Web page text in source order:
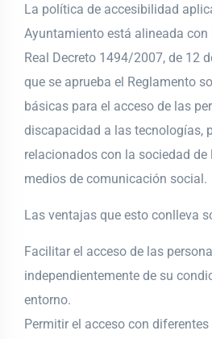
La política de accesibilidad
Ayuntamiento está alineada con
Real Decreto 1494/2007, de 12
que se aprueba el Reglamento
básicas para el acceso de las
discapacidad a las tecnologías,
relacionados con la sociedad
medios de comunicación social.
Las ventajas que esto conlleva
Facilitar el acceso de las
independientemente de su
entorno.
Permitir el acceso con